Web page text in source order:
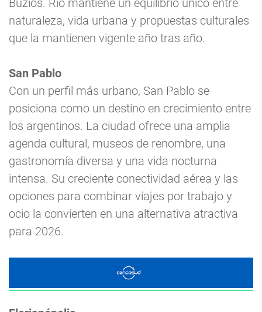
Búzios. Río mantiene un equilibrio único entre
naturaleza, vida urbana y propuestas culturales
que la mantienen vigente año tras año.
San Pablo
Con un perfil más urbano, San Pablo se
posiciona como un destino en crecimiento entre
los argentinos. La ciudad ofrece una amplia
agenda cultural, museos de renombre, una
gastronomía diversa y una vida nocturna
intensa. Su creciente conectividad aérea y las
opciones para combinar viajes por trabajo y
ocio la convierten en una alternativa atractiva
para 2026.